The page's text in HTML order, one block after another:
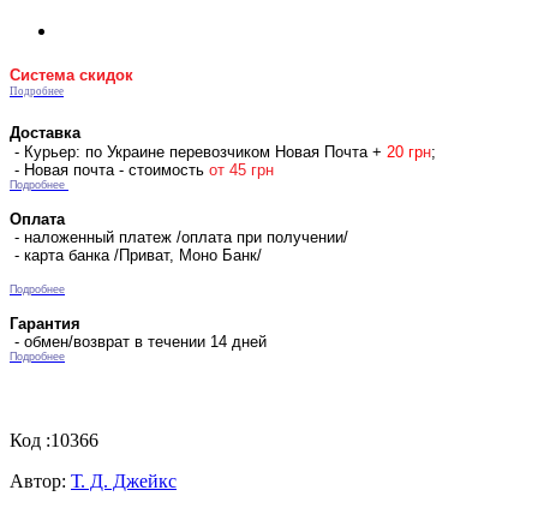
Система скидок
Подробнее
Доставка
- Курьер: по Украине перевозчиком Новая Почта + 20 грн;
- Новая почта - стоимость от 45 грн
Подробнее
Оплата
- наложенный платеж /оплата при получении/
- карта банка /Приват, Моно Банк/
Подробнее
Гарантия
- обмен/возврат в течении 14 дней
Подробнее
Код :10366
Автор: Т. Д. Джейкс